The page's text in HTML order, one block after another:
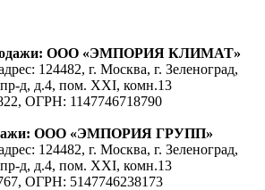
ООО «ЭМПОРИЯ КЛИМАТ»
124482, г. Москва, г. Зеленоград,
д, д.4, пом. XXI, комн.13
ОГРН: 1147746718790
ООО «ЭМПОРИЯ ГРУПП»
124482, г. Москва, г. Зеленоград,
д, д.4, пом. XXI, комн.13
ОГРН: 5147746238173